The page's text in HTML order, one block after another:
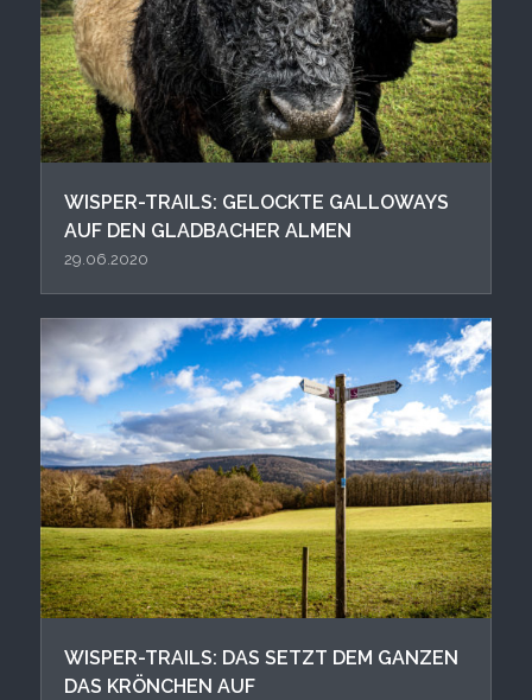
WISPER-TRAILS: GELOCKTE GALLOWAYS
AUF DEN GLADBACHER ALMEN
29.06.2020
WISPER-TRAILS: DAS SETZT DEM GANZEN
DAS KRÖNCHEN AUF